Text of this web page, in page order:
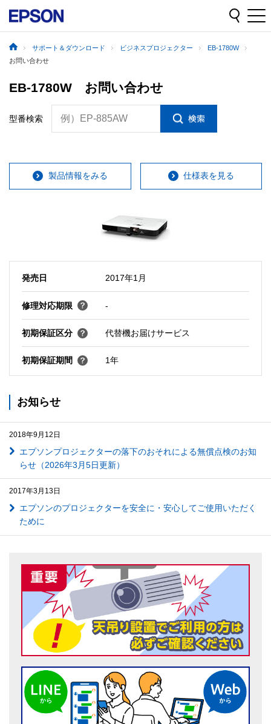
サポート＆ダウンロード ビジネスプロジェクター
EB-1780W
お問い合わせ
EB-1780W お問い合わせ
型番検索 例）EP-885AW
製品情報をみる 仕様表を見る
発売日 2017年1月
修理対応期限 -
初期保証区分 代替機お届けサービス
初期保証期間 1年
お知らせ
2018年9月12日
エプソンプロジェクターの落下のおそれによる無償点検のお知
らせ（2026年3月5日更新）
2017年3月13日
エプソンのプロジェクターを安全に・安心してご使用いただく
ために